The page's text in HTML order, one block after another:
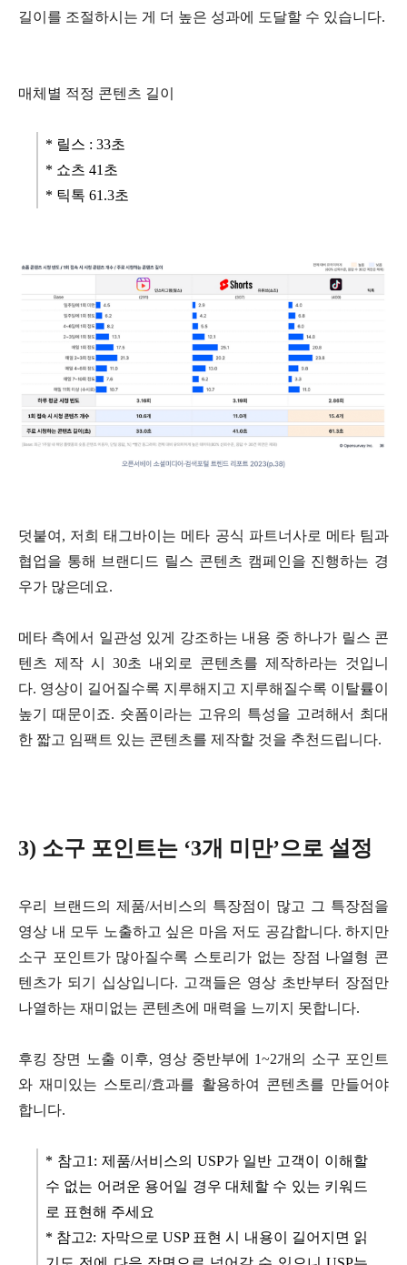
길이를 조절하시는 게 더 높은 성과에 도달할 수 있습니다.
매체별 적정 콘텐츠 길이
* 릴스 : 33초
* 쇼츠 41초
* 틱톡 61.3초
덧붙여, 저희 태그바이는 메타 공식 파트너사로 메타 팀과
협업을 통해 브랜디드 릴스 콘텐츠 캠페인을 진행하는 경
우가 많은데요.
메타 측에서 일관성 있게 강조하는 내용 중 하나가 릴스 콘
텐츠 제작 시 30초 내외로 콘텐츠를 제작하라는 것입니
다. 영상이 길어질수록 지루해지고 지루해질수록 이탈률이
높기 때문이죠. 숏폼이라는 고유의 특성을 고려해서 최대
한 짧고 임팩트 있는 콘텐츠를 제작할 것을 추천드립니다.
3) 소구 포인트는 ‘3개 미만’으로 설정
우리 브랜드의 제품/서비스의 특장점이 많고 그 특장점을
영상 내 모두 노출하고 싶은 마음 저도 공감합니다. 하지만
소구 포인트가 많아질수록 스토리가 없는 장점 나열형 콘
텐츠가 되기 십상입니다. 고객들은 영상 초반부터 장점만
나열하는 재미없는 콘텐츠에 매력을 느끼지 못합니다.
후킹 장면 노출 이후, 영상 중반부에 1~2개의 소구 포인트
와 재미있는 스토리/효과를 활용하여 콘텐츠를 만들어야
합니다.
* 참고1: 제품/서비스의 USP가 일반 고객이 이해할
수 없는 어려운 용어일 경우 대체할 수 있는 키워드
로 표현해 주세요
* 참고2: 자막으로 USP 표현 시 내용이 길어지면 읽